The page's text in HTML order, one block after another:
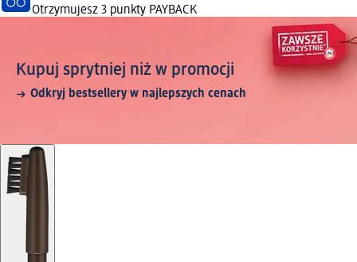
Otrzymujesz 3 punkty PAYBACK
Kupuj sprytniej niż w promocji
Odkryj bestsellery w najlepszych cenach